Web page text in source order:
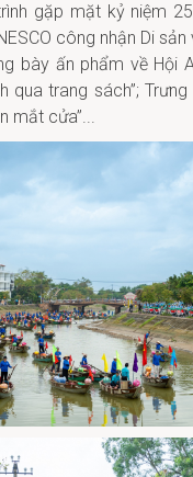
gặp mặt kỷ niệm
công nhận Di
bày ấn phẩm về Hội
qua trang sách”; Trưng
mắt cửa”...